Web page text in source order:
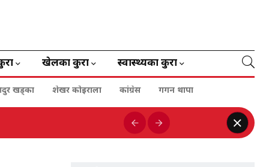
खेलका कुरा स्वास्थ्यका कुरा
खड्का शेखर कोइराला कांग्रेस गगन थापा